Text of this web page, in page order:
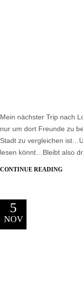
Mein nächster Trip nach
nur um dort Freunde zu
Stadt zu vergleichen
lesen könnt…Bleibt also
CONTINUE READING
5
NOV